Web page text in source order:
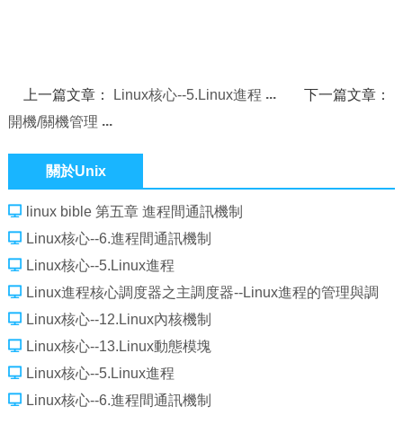
上一篇文章： Linux核心--5.Linux進程
下一篇文章：
開機/關機管理
關於Unix
linux bible 第五章 進程間通訊機制
Linux核心--6.進程間通訊機制
Linux核心--5.Linux進程
Linux進程核心調度器之主調度器--Linux進程的管理與調
度(十九）
Linux核心--12.Linux內核機制
Linux核心--13.Linux動態模塊
Linux核心--5.Linux進程
Linux核心--6.進程間通訊機制